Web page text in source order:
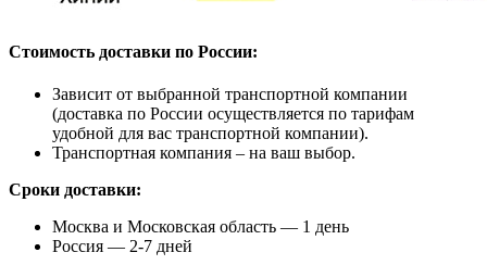
Стоимость доставки по России:
Зависит от выбранной транспортной компании
(доставка по России осуществляется по тарифам
удобной для вас транспортной компании).
Транспортная компания – на ваш выбор.
Сроки доставки:
Москва и Московская область — 1 день
Россия — 2-7 дней